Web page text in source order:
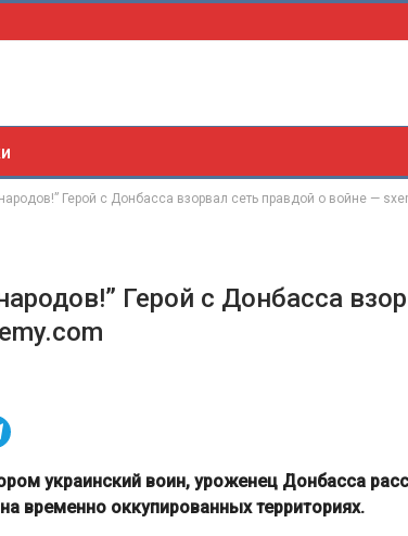
народов!” Герой с Донбасса взорвал сеть правдой о войне —
Герой с Донбасса
украинский воин, уроженец Донбасса
временно оккупированных территориях.